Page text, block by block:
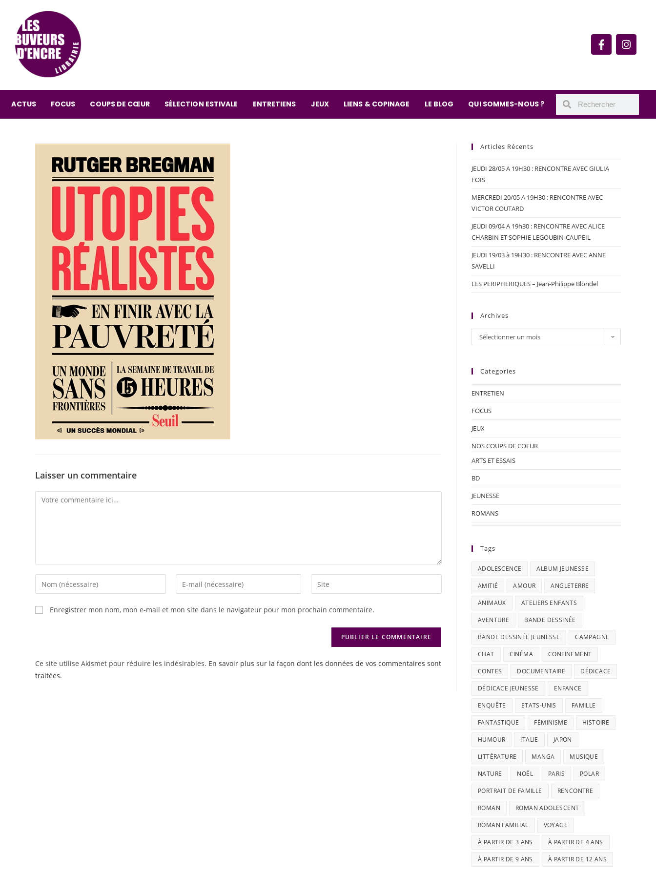
ACTUS FOCUS COUPS DE CŒUR SÉLECTION ESTIVALE ENTRETIENS JEUX LIENS & COPINAGE LE BLOG QUI SOMMES-NOUS ?
Laisser un commentaire
Enregistrer mon nom, mon e-mail et mon site dans le navigateur pour mon prochain commentaire.
Ce site utilise Akismet pour réduire les indésirables. En savoir plus sur la façon dont les données de vos commentaires sont
traitées.
Articles Récents
JEUDI 28/05 A 19H30 : RENCONTRE AVEC GIULIA
FOÏS
MERCREDI 20/05 A 19H30 : RENCONTRE AVEC
VICTOR COUTARD
JEUDI 09/04 A 19h30 : RENCONTRE AVEC ALICE
CHARBIN ET SOPHIE LEGOUBIN-CAUPEIL
JEUDI 19/03 à 19H30 : RENCONTRE AVEC ANNE
SAVELLI
LES PERIPHERIQUES – Jean-Philippe Blondel
Archives
Sélectionner un mois
Categories
ENTRETIEN
FOCUS
JEUX
NOS COUPS DE COEUR
ARTS ET ESSAIS
BD
JEUNESSE
ROMANS
Tags
ADOLESCENCE ALBUM JEUNESSE
AMITIÉ AMOUR ANGLETERRE
ANIMAUX ATELIERS ENFANTS
AVENTURE BANDE DESSINÉE
BANDE DESSINÉE JEUNESSE CAMPAGNE
CHAT CINÉMA CONFINEMENT
CONTES DOCUMENTAIRE DÉDICACE
DÉDICACE JEUNESSE ENFANCE
ENQUÊTE ETATS-UNIS FAMILLE
FANTASTIQUE FÉMINISME HISTOIRE
HUMOUR ITALIE JAPON
LITTÉRATURE MANGA MUSIQUE
NATURE NOËL PARIS POLAR
PORTRAIT DE FAMILLE RENCONTRE
ROMAN ROMAN ADOLESCENT
ROMAN FAMILIAL VOYAGE
À PARTIR DE 3 ANS À PARTIR DE 4 ANS
À PARTIR DE 9 ANS À PARTIR DE 12 ANS